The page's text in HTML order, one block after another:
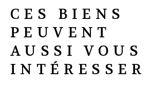
CES BIENS
PEUVENT
AUSSI VOUS
INTÉRESSER